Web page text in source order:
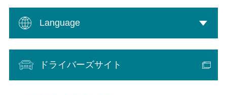
Language
ドライバーズサイト